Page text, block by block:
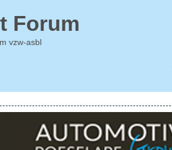
Forum
vzw-asbl